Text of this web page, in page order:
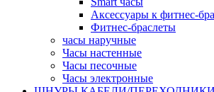
Аксессуары к фитнес-
Фитнес-браслеты
часы наручные
Часы настенные
Часы песочные
Часы электронные